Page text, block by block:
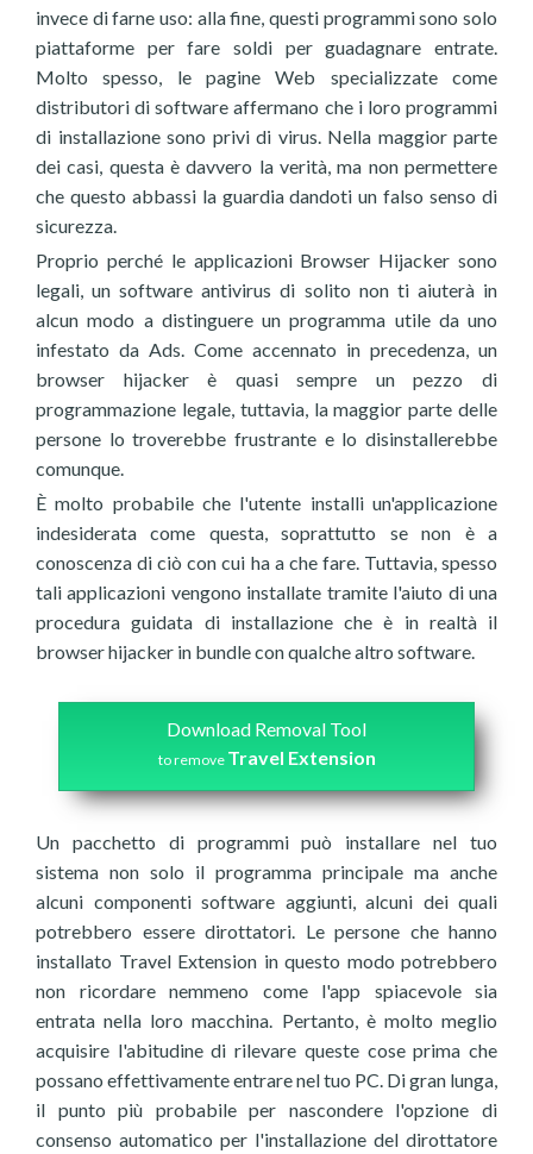
invece di farne uso: alla fine, questi programmi sono solo
piattaforme per fare soldi per guadagnare entrate.
Molto spesso, le pagine Web specializzate come
distributori di software affermano che i loro programmi
di installazione sono privi di virus. Nella maggior parte
dei casi, questa è davvero la verità, ma non permettere
che questo abbassi la guardia dandoti un falso senso di
sicurezza.
Proprio perché le applicazioni Browser Hijacker sono
legali, un software antivirus di solito non ti aiuterà in
alcun modo a distinguere un programma utile da uno
infestato da Ads. Come accennato in precedenza, un
browser hijacker è quasi sempre un pezzo di
programmazione legale, tuttavia, la maggior parte delle
persone lo troverebbe frustrante e lo disinstallerebbe
comunque.
È molto probabile che l'utente installi un'applicazione
indesiderata come questa, soprattutto se non è a
conoscenza di ciò con cui ha a che fare. Tuttavia, spesso
tali applicazioni vengono installate tramite l'aiuto di una
procedura guidata di installazione che è in realtà il
browser hijacker in bundle con qualche altro software.
Download Removal Tool
to remove Travel Extension
Un pacchetto di programmi può installare nel tuo
sistema non solo il programma principale ma anche
alcuni componenti software aggiunti, alcuni dei quali
potrebbero essere dirottatori. Le persone che hanno
installato Travel Extension in questo modo potrebbero
non ricordare nemmeno come l'app spiacevole sia
entrata nella loro macchina. Pertanto, è molto meglio
acquisire l'abitudine di rilevare queste cose prima che
possano effettivamente entrare nel tuo PC. Di gran lunga,
il punto più probabile per nascondere l'opzione di
consenso automatico per l'installazione del dirottatore